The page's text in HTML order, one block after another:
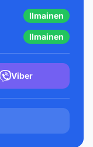
Ilmainen
Ilmainen
Viber